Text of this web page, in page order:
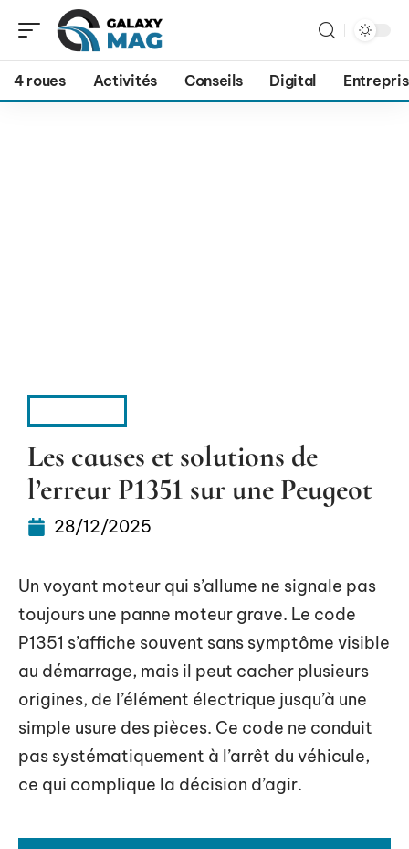
4 roues Activités Conseils Digital
Les causes et solutions de
l’erreur P1351 sur une Peugeot
28/12/2025
Un voyant moteur qui s’allume ne signale pas
toujours une panne moteur grave. Le code
P1351 s’affiche souvent sans symptôme visible
au démarrage, mais il peut cacher plusieurs
origines, de l’élément électrique jusqu’à une
simple usure des pièces. Ce code ne conduit
pas systématiquement à l’arrêt du véhicule,
ce qui complique la décision d’agir.